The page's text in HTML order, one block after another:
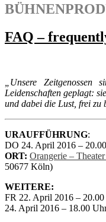
FAQ –
„Unsere Zeitgenossen
Leidenschaften geplagt:
und dabei die Lust, frei zu
URAUFFÜHRUNG:
DO 24. April 2016 –
ORT: Orangerie –
50677 Köln)
WEITERE:
FR 22. April 2016 –
24. April 2016 – 18.00